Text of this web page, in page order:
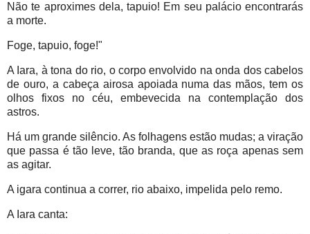
Não te aproximes dela, tapuio! Em seu palácio encontrarás
a morte.
Foge, tapuio, foge!"
A Iara, à tona do rio, o corpo envolvido na onda dos cabelos
de ouro, a cabeça airosa apoiada numa das mãos, tem os
olhos fixos no céu, embevecida na contemplação dos
astros.
Há um grande silêncio. As folhagens estão mudas; a viração
que passa é tão leve, tão branda, que as roça apenas sem
as agitar.
A igara continua a correr, rio abaixo, impelida pelo remo.
A Iara canta: